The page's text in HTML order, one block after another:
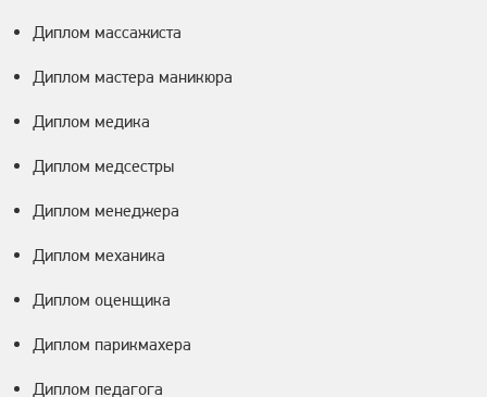
Диплом массажиста
Диплом мастера маникюра
Диплом медика
Диплом медсестры
Диплом менеджера
Диплом механика
Диплом оценщика
Диплом парикмахера
Диплом педагога